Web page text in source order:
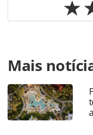
https://
se-a-tecnologia-antes-
cordeiro_198792.html
página. Todo o
Editora é protegido
autoral. Não
Mais